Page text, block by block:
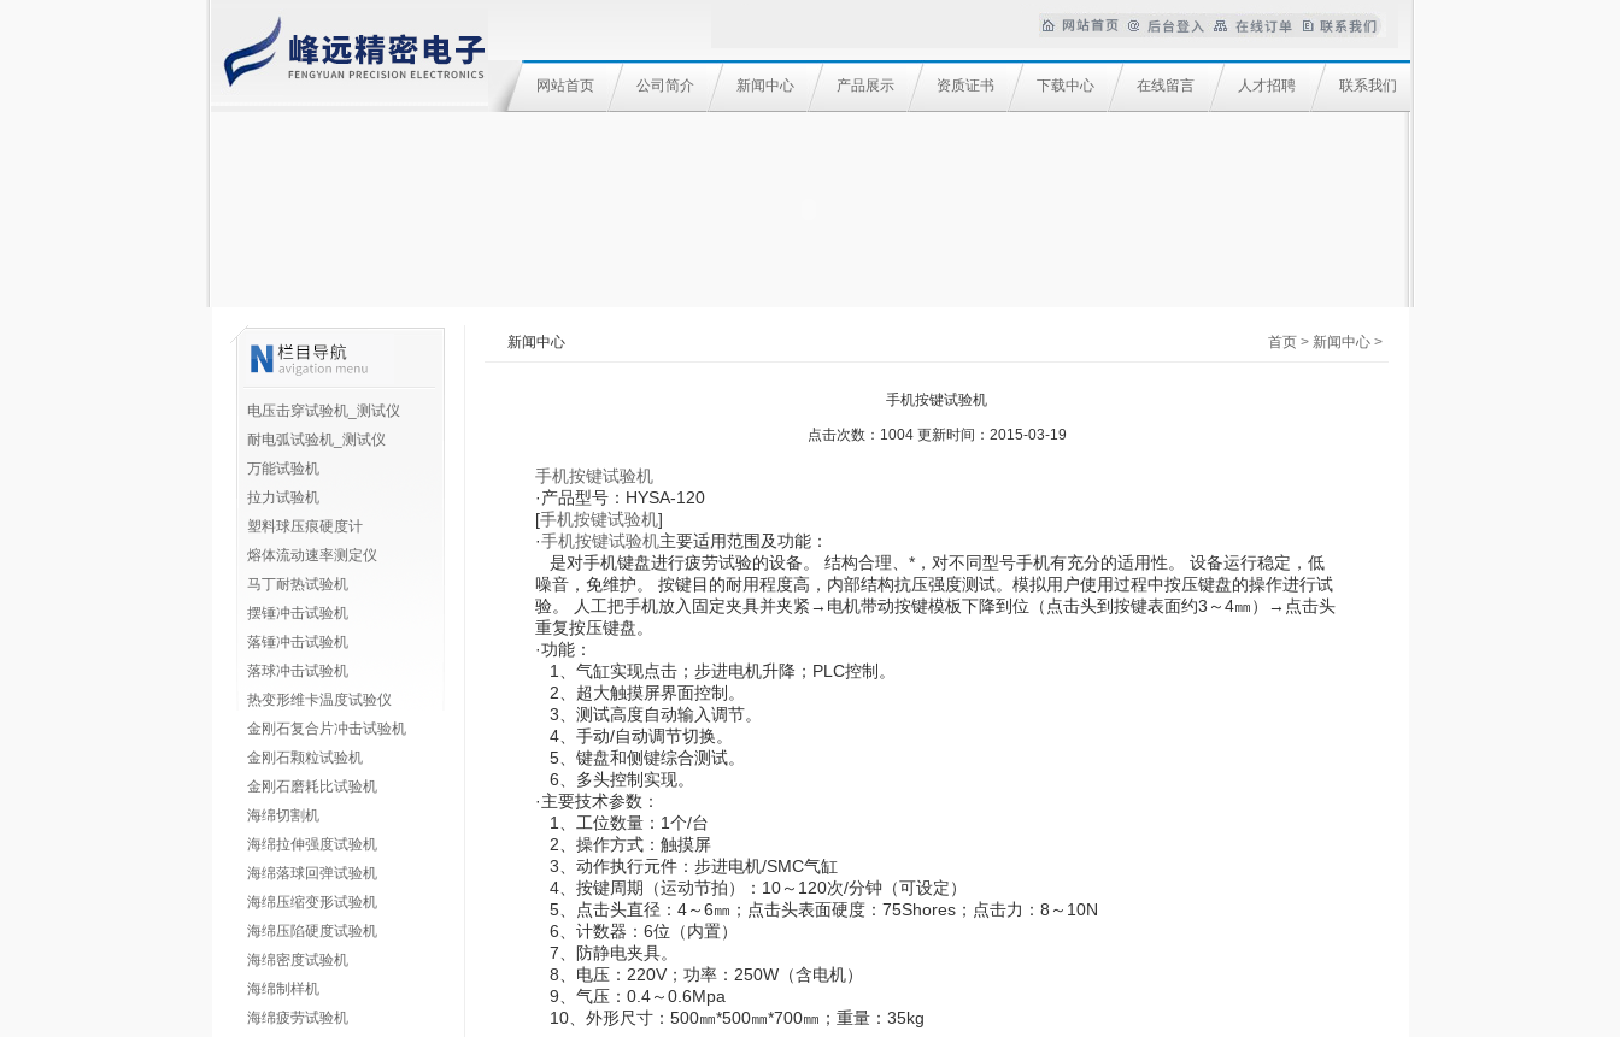
网站首页 公司简介 新闻中心 产品展示 资质证书 下载中心 在线留言 人才招聘 联系我们
电压击穿试验机_测试仪
耐电弧试验机_测试仪
万能试验机
拉力试验机
塑料球压痕硬度计
熔体流动速率测定仪
马丁耐热试验机
摆锤冲击试验机
落锤冲击试验机
落球冲击试验机
热变形维卡温度试验仪
金刚石复合片冲击试验机
金刚石颗粒试验机
金刚石磨耗比试验机
海绵切割机
海绵拉伸强度试验机
海绵落球回弹试验机
海绵压缩变形试验机
海绵压陷硬度试验机
海绵密度试验机
海绵制样机
海绵疲劳试验机
新闻中心 首页 > 新闻中心 >
手机按键试验机
点击次数：1004 更新时间：2015-03-19
手机按键试验机
·产品型号：HYSA-120
[手机按键试验机]
·手机按键试验机主要适用范围及功能：
是对手机键盘进行疲劳试验的设备。 结构合理、*，对不同型号手机有充分的适用性。 设备运行稳定，低
噪音，免维护。 按键目的耐用程度高，内部结构抗压强度测试。模拟用户使用过程中按压键盘的操作进行试
验。 人工把手机放入固定夹具并夹紧→电机带动按键模板下降到位（点击头到按键表面约3～4㎜）→点击头
重复按压键盘。
·功能：
1、气缸实现点击；步进电机升降；PLC控制。
2、超大触摸屏界面控制。
3、测试高度自动输入调节。
4、手动/自动调节切换。
5、键盘和侧键综合测试。
6、多头控制实现。
·主要技术参数：
1、工位数量：1个/台
2、操作方式：触摸屏
3、动作执行元件：步进电机/SMC气缸
4、按键周期（运动节拍）：10～120次/分钟（可设定）
5、点击头直径：4～6㎜；点击头表面硬度：75Shores；点击力：8～10N
6、计数器：6位（内置）
7、防静电夹具。
8、电压：220V；功率：250W（含电机）
9、气压：0.4～0.6Mpa
10、外形尺寸：500㎜*500㎜*700㎜；重量：35kg